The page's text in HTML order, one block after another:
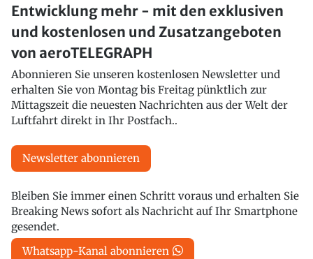
Entwicklung mehr - mit den exklusiven
und kostenlosen und Zusatzangeboten
von aeroTELEGRAPH
Abonnieren Sie unseren kostenlosen Newsletter und
erhalten Sie von Montag bis Freitag pünktlich zur
Mittagszeit die neuesten Nachrichten aus der Welt der
Luftfahrt direkt in Ihr Postfach..
Newsletter abonnieren
Bleiben Sie immer einen Schritt voraus und erhalten Sie
Breaking News sofort als Nachricht auf Ihr Smartphone
gesendet.
Whatsapp-Kanal abonnieren